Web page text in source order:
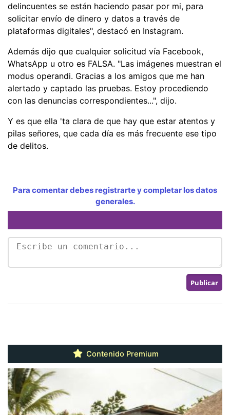
delincuentes se están haciendo pasar por mi, para
solicitar envío de dinero y datos a través de
plataformas digitales", destacó en Instagram.
Además dijo que cualquier solicitud vía Facebook,
WhatsApp u otro es FALSA. "Las imágenes muestran el
modus operandi. Gracias a los amigos que me han
alertado y captado las pruebas. Estoy procediendo
con las denuncias correspondientes...", dijo.
Y es que ella 'ta clara de que hay que estar atentos y
pilas señores, que cada día es más frecuente ese tipo
de delitos.
Para comentar debes registrarte y completar los datos
generales.
Contenido Premium